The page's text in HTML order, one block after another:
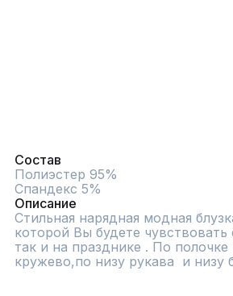
Состав
Полиэстер 95%
Спандекс 5%
Описание
Стильная нарядная модная
которой Вы будете
так и на празднике . По полочке
кружево,по низу рукава  и низу